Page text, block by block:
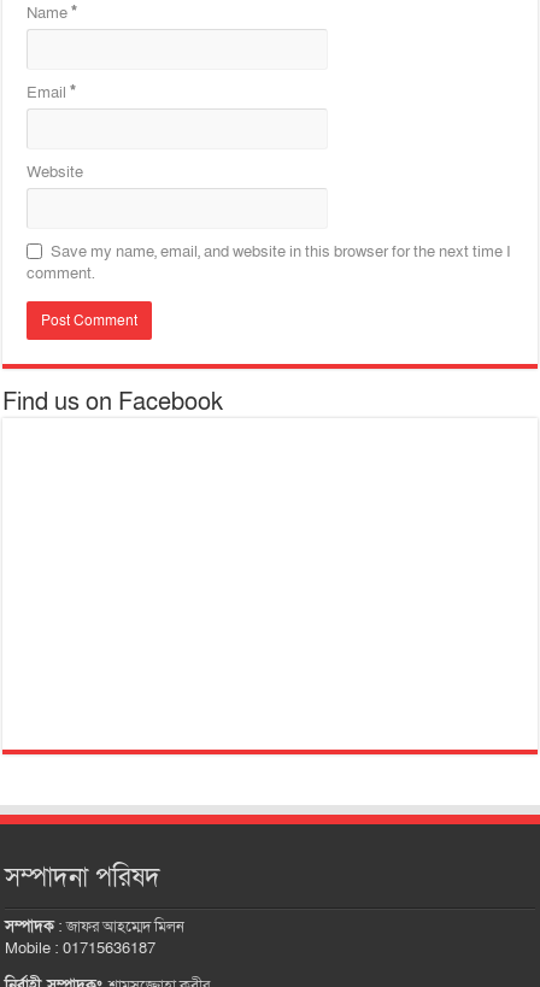
Name*
Email*
Website
Save my name, email, and website in this browser for the next time I
comment.
Find us on Facebook
সম্পাদনা পরিষদ
সম্পাদক:জাফর আহম্মেদ মিলন
Mobile : 01715636187